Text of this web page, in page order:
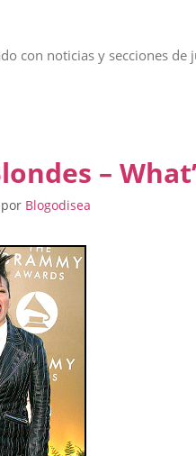
con noticias y secciones
–
por Blogodisea